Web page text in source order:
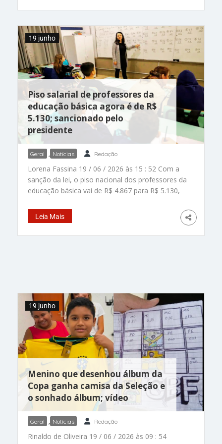
Endrick nas redes, ele vai conquistando seu
começou jogando futsal com 11 anos de idade,
quando foi descoberto por olheiros e foi para a
base do Coritiba. Hoje, ganhou o mundo como
atacante do Machester United. Da Paraíba para
o mundo Matheus
Piso salarial de professores da
educação básica agora é de R$
5.130; sancionado pelo
presidente
19 junho
Geral , Notícias Redação
Lorena Fassina 19 / 06 / 2026 às 15 : 52 Com a
sanção da lei, o piso nacional dos professores da
educação básica vai de R$ 4.867 para R$ 5.130,
Bruno Peres/Agência Brasil Acabou a espera. O
piso nacional dos professores da educação
básica subiu para R$ 5.130. A lei foi sancionada
Leia Mais
Menino que desenhou álbum da
Copa ganha camisa da Seleção e
o sonhado álbum; vídeo
19 junho
Geral , Notícias Redação
Rinaldo de Oliveira 19 / 06 / 2026 às 09 : 54